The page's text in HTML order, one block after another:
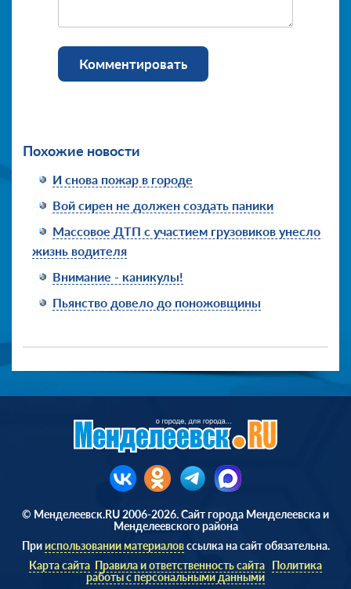
Комментировать
Похожие новости
И снова пожар в городе
Вой сирен не должен создать паники
Массовое ДТП с участием грузовиков унесло
жизнь водителя
Внимание - каникулы!
Пьянство довело до поножовщины
© Менделеевск.RU 2006-2026. Сайт города Менделеевска и
Менделеевского района
Прииспользовании материаловссылка на сайт обязательна.
Карта сайта Правила и ответственность сайта Политика
работы с персональными данными